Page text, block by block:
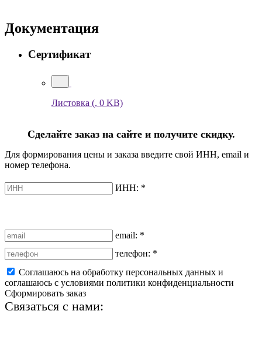
Документация
Сертификат
Листовка (, 0 KB)
Сделайте заказ на сайте и получите скидку.
Для формирования цены и заказа введите свой ИНН, email и
номер телефона.
ИНН: *
email: *
телефон: *
Соглашаюсь на обработку персональных данных и
соглашаюсь с условиями политики конфиденциальности
Сформировать заказ
Связаться с нами: